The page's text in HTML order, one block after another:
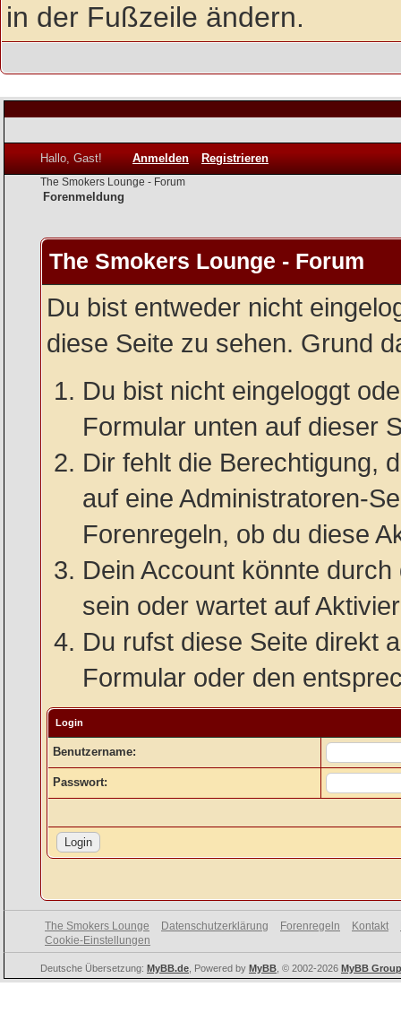
in der Fußzeile ändern.
Hallo, Gast! Anmelden Registrieren
The Smokers Lounge - Forum
Forenmeldung
The Smokers Lounge - Forum
Du bist entweder nicht
diese Seite zu sehen. Grund
Du bist nicht eingeloggt
Formular unten auf dieser
Dir fehlt die Berechtigung,
auf eine Administratoren-
Forenregeln, ob du diese
Dein Account könnte
sein oder wartet auf
Du rufst diese Seite direkt
Formular oder den
Login
Benutzername:
Passwort:
The Smokers Lounge Datenschutzerklärung Forenregeln Kontakt
Cookie-Einstellungen
Deutsche Übersetzung: MyBB.de , Powered by MyBB , © 2002-2026 MyBB Group